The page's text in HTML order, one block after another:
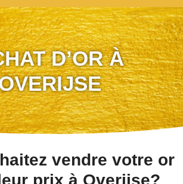
D’OR À
vendre votre or
prix à Overijse?